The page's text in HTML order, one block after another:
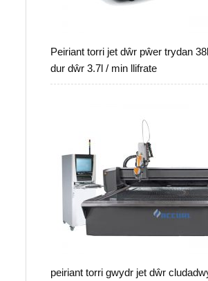
Peiriant torri jet dŵr pŵer trydan
dur dŵr 3.7l / min llifrate
peiriant torri gwydr jet dŵr